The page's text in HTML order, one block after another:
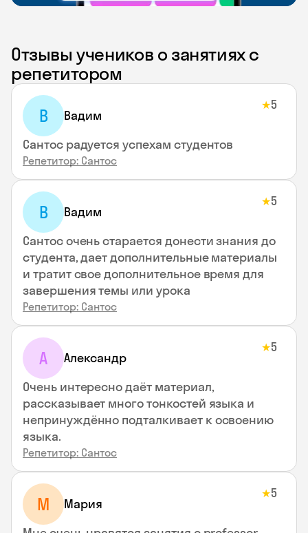
Отзывы учеников о занятиях с
репетитором
В Вадим
★5
Сантос радуется успехам студентов
Репетитор: Сантос
В Вадим
★5
Сантос очень старается донести знания до
студента, дает дополнительные материалы
и тратит свое дополнительное время для
завершения темы или урока
Репетитор: Сантос
А Александр
★5
Очень интересно даёт материал,
рассказывает много тонкостей языка и
непринуждённо подталкивает к освоению
языка.
Репетитор: Сантос
М Мария
★5